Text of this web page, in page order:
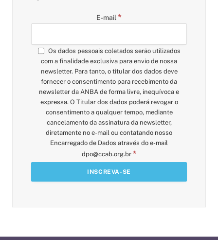
E-mail *
Os dados pessoais coletados serão utilizados
com a finalidade exclusiva para envio de nossa
newsletter. Para tanto, o titular dos dados deve
fornecer o consentimento para recebimento da
newsletter da ANBA de forma livre, inequívoca e
expressa. O Titular dos dados poderá revogar o
consentimento a qualquer tempo, mediante
cancelamento da assinatura da newsletter,
diretamente no e-mail ou contatando nosso
Encarregado de Dados através do e-mail
dpo@ccab.org.br *